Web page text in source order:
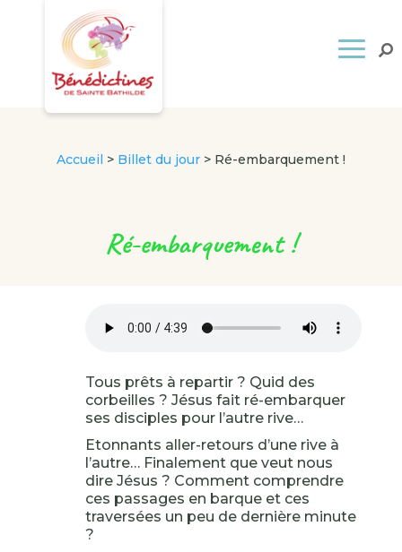
Accueil > Billet du jour> Ré-embarquement !
Ré-embarquement !
Tous prêts à repartir ? Quid des
corbeilles ? Jésus fait ré-embarquer
ses disciples pour l’autre rive…
Etonnants aller-retours d’une rive à
l’autre… Finalement que veut nous
dire Jésus ? Comment comprendre
ces passages en barque et ces
traversées un peu de dernière minute
?